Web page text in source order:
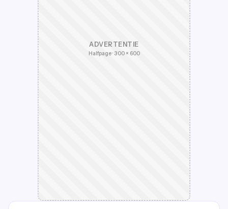
ADVERTENTIE
Halfpage · 300 × 600